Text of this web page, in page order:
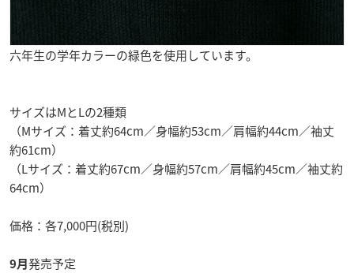
六年生の学年カラーの緑色を使用しています。
サイズはMとLの2種類
（Mサイズ：着丈約64cm／身幅約53cm／肩幅約44cm／袖丈
約61cm）
（Lサイズ：着丈約67cm／身幅約57cm／肩幅約45cm／袖丈約
64cm）
価格：各7,000円(税別)
9月 発売予定